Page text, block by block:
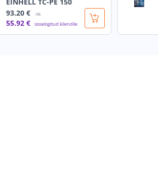
EINHELL TC-PE 150
93.20 € /tk
55.92 € sisselogitud kliendile